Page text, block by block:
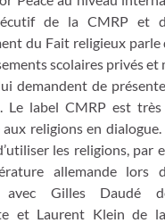
de la CMRP et
du Fait religieux
scolaires privés
demandent de
Le label CMRP est
aux religions en
les religions, par
allemande lors
avec Gilles Daudé
et Laurent Klein de